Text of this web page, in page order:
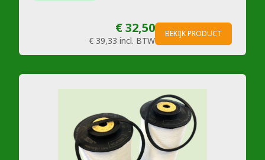
€ 32,50
€ 39,33 incl. BTW
BEKIJK PRODUCT